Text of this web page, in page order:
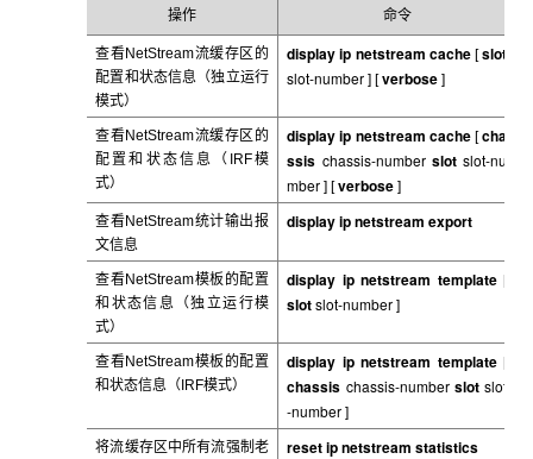
操作 命令
查看NetStream流缓存区的
配置和状态信息（独立运行
模式）
display ip netstream cache[slot
slot-number ] [verbose]
查看NetStream流缓存区的
配置和状态信息（IRF模
式）
display ip netstream cache[cha
ssis chassis-number slot slot-nu
mber ] [verbose]
查看NetStream统计输出报
文信息
display ip netstream export
查看NetStream模板的配置
和状态信息（独立运行模
式）
display ip netstream template[
slotslot-number ]
查看NetStream模板的配置
和状态信息（IRF模式）
display ip netstream template[
chassis chassis-number slot slot
-number ]
将流缓存区中所有流强制老
reset ip netstream statistics